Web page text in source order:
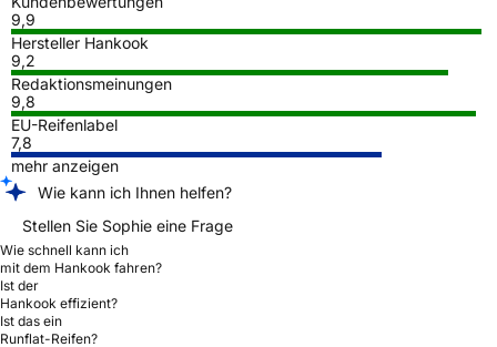
9,9
Hersteller Hankook
9,2
Redaktionsmeinungen
9,8
EU-Reifenlabel
7,8
mehr anzeigen
Wie kann ich Ihnen helfen?
Stellen Sie Sophie eine Frage
Wie schnell kann ich
mit dem Hankook fahren?
Ist der
Hankook effizient?
Ist das ein
Runflat-Reifen?